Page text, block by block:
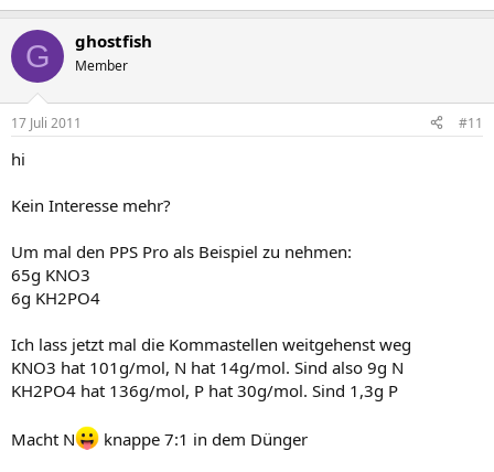
G ghostfish
Member
17 Juli 2011 #11
hi
Kein Interesse mehr?
Um mal den PPS Pro als Beispiel zu nehmen:
65g KNO3
6g KH2PO4
Ich lass jetzt mal die Kommastellen weitgehenst weg
KNO3 hat 101g/mol, N hat 14g/mol. Sind also 9g N
KH2PO4 hat 136g/mol, P hat 30g/mol. Sind 1,3g P
Macht N knappe 7:1 in dem Dünger